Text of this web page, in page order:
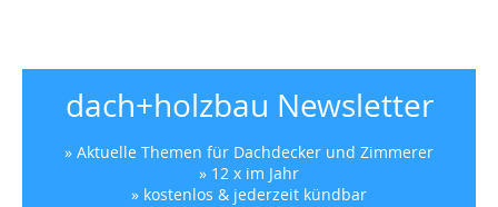
dach+holzbau Newsletter
» Aktuelle Themen für Dachdecker und Zimmerer
» 12 x im Jahr
» kostenlos & jederzeit kündbar